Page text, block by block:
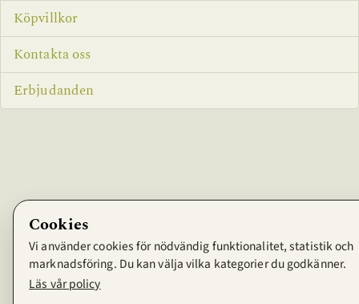
Köpvillkor
Kontakta oss
Erbjudanden
Cookies
Vi använder cookies för nödvändig funktionalitet, statistik och
marknadsföring. Du kan välja vilka kategorier du godkänner.
Läs vår policy